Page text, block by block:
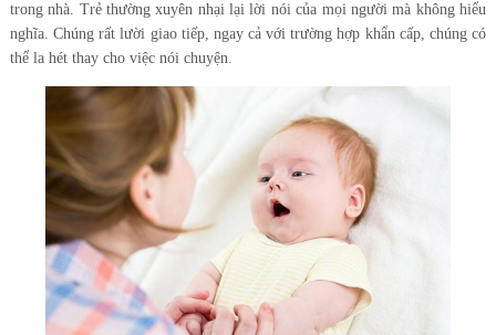
trong nhà. Trẻ thường xuyên nhại lại lời nói của mọi người mà không hiểu
nghĩa. Chúng rất lười giao tiếp, ngay cả với trường hợp khẩn cấp, chúng có
thể la hét thay cho việc nói chuyện.